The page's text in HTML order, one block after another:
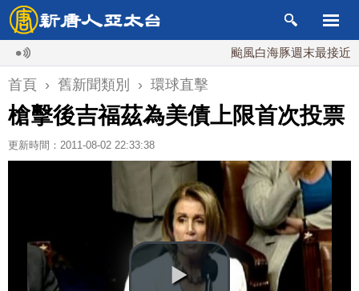
颱風白海豚週末最接近台
首頁 › 舊新聞類別 › 環球直擊
槍擊後吉福茲為美債上限首次投票
更新時間：2011-08-02 22:33:38